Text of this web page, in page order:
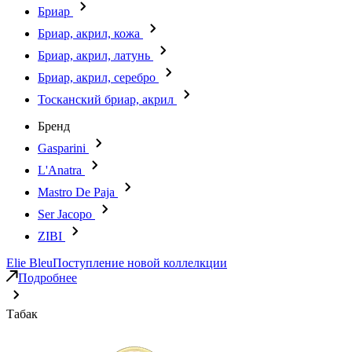
Бриар
Бриар, акрил, кожа
Бриар, акрил, латунь
Бриар, акрил, серебро
Тосканский бриар, акрил
Бренд
Gasparini
L'Anatra
Mastro De Paja
Ser Jacopo
ZIBI
Elie BleuПоступление новой коллелкции
Подробнее
Табак